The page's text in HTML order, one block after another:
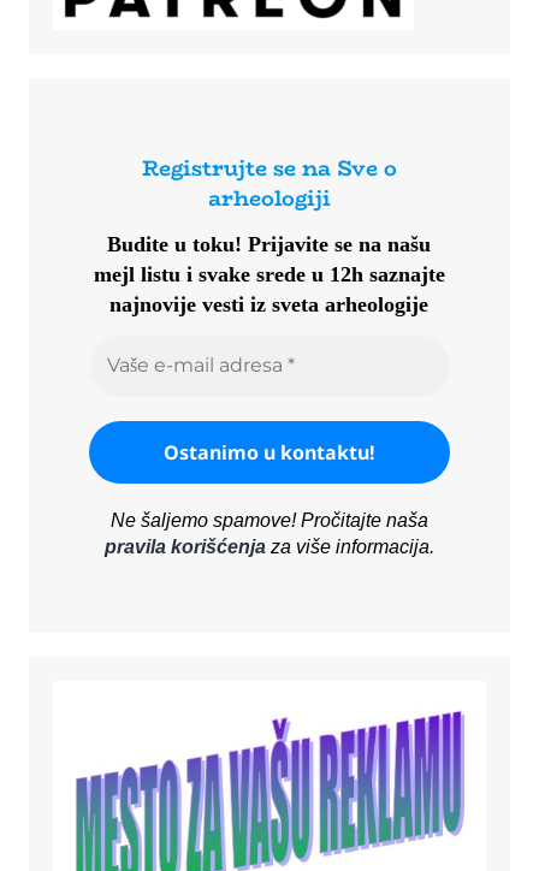
Registrujte se na Sve o
arheologiji
Budite u toku!Prijavite se na našu
mejl listu i svake srede u 12h saznajte
najnovije vesti iz sveta arheologije
Ne šaljemo spamove! Pročitajte naša
pravila korišćenjaza više informacija.